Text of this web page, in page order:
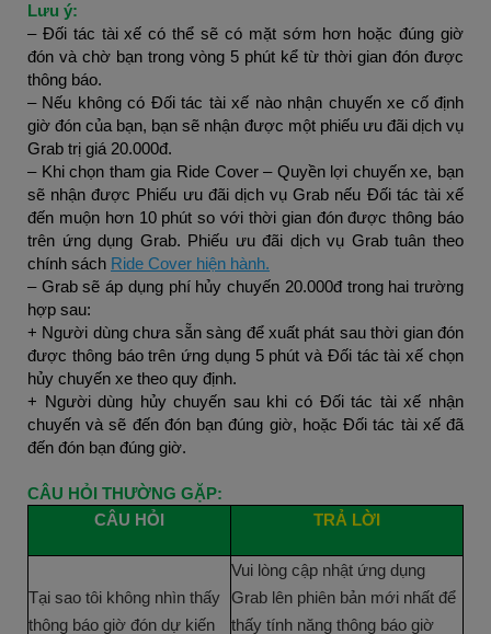
Lưu ý:
– Đối tác tài xế có thể sẽ có mặt sớm hơn hoặc đúng giờ
đón và chờ bạn trong vòng 5 phút kể từ thời gian đón được
thông báo.
– Nếu không có Đối tác tài xế nào nhận chuyến xe cố định
giờ đón của bạn, bạn sẽ nhận được một phiếu ưu đãi dịch vụ
Grab trị giá 20.000đ.
– Khi chọn tham gia Ride Cover – Quyền lợi chuyến xe, bạn
sẽ nhận được Phiếu ưu đãi dịch vụ Grab nếu Đối tác tài xế
đến muộn hơn 10 phút so với thời gian đón được thông báo
trên ứng dụng Grab. Phiếu ưu đãi dịch vụ Grab tuân theo
chính sách Ride Cover hiện hành.
– Grab sẽ áp dụng phí hủy chuyến 20.000đ trong hai trường
hợp sau:
+ Người dùng chưa sẵn sàng để xuất phát sau thời gian đón
được thông báo trên ứng dụng 5 phút và Đối tác tài xế chọn
hủy chuyến xe theo quy định.
+ Người dùng hủy chuyến sau khi có Đối tác tài xế nhận
chuyến và sẽ đến đón bạn đúng giờ, hoặc Đối tác tài xế đã
đến đón bạn đúng giờ.
CÂU HỎI THƯỜNG GẶP:
CÂU HỎI
TRẢ LỜI
Tại sao tôi không nhìn thấy
thông báo giờ đón dự kiến
Vui lòng cập nhật ứng dụng
Grab lên phiên bản mới nhất để
thấy tính năng thông báo giờ